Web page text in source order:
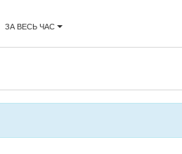
ЗА ВЕСЬ ЧАС